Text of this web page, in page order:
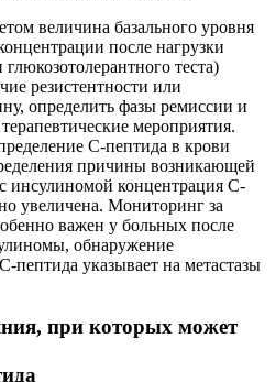
величина базального уровня
после нагрузки
теста)
резистентности или
определить фазы ремиссии и
мероприятия.
С-пептида в крови
причины возникающей
инсулиномой концентрация С-
увеличена. Мониторинг за
важен у больных после
обнаружение
указывает на метастазы
при которых может